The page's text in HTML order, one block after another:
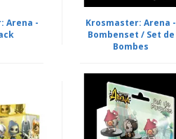
Arena -
Krosmaster: Arena -
Bombenset / Set de
Bombes